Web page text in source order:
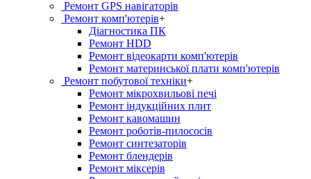
Ремонт GPS навігаторів
Ремонт комп'ютерів+
Діагностика ПК
Ремонт HDD
Ремонт відеокарти комп'ютерів
Ремонт материнської плати комп'ютерів
Ремонт побутової техніки+
Ремонт мікрохвильові печі
Ремонт індукційних плит
Ремонт кавомашин
Ремонт роботів-пилососів
Ремонт синтезаторів
Ремонт блендерiв
Ремонт мiксерiв